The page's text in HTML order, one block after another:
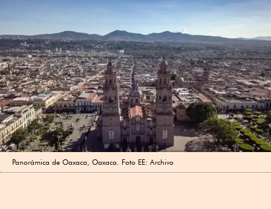
Panorámica de Oaxaca, Oaxaca. Foto EE: Archivo